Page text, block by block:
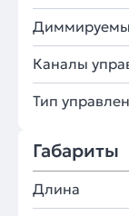
Каналы
Тип
Габариты
Длина